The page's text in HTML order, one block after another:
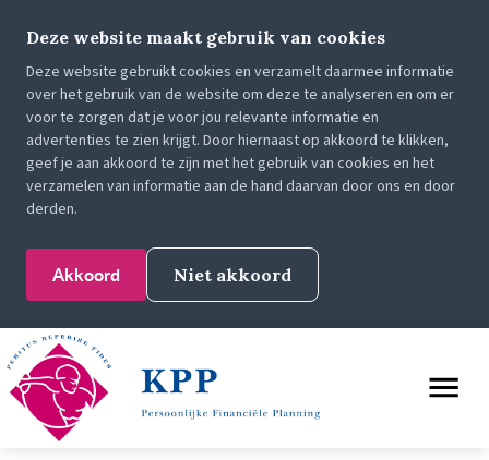
Deze website maakt gebruik van cookies
Deze website gebruikt cookies en verzamelt daarmee informatie
over het gebruik van de website om deze te analyseren en om er
voor te zorgen dat je voor jou relevante informatie en
advertenties te zien krijgt. Door hiernaast op akkoord te klikken,
geef je aan akkoord te zijn met het gebruik van cookies en het
verzamelen van informatie aan de hand daarvan door ons en door
derden.
Akkoord Niet akkoord